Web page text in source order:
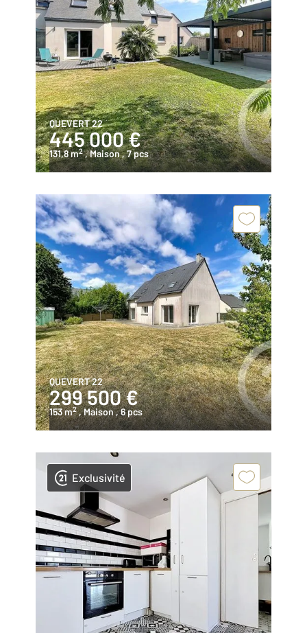
QUEVERT 22
445 000 €
131,8 m2 , Maison, 7 pcs
QUEVERT 22
299 500 €
153 m2 , Maison , 6 pcs
Exclusivité